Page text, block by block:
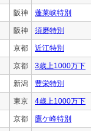
阪神 蓬莱峡特別
阪神 須磨特別
京都 近江特別
京都 3歳上1000万下
新潟 豊栄特別
東京 4歳上1000万下
京都 鷹ケ峰特別